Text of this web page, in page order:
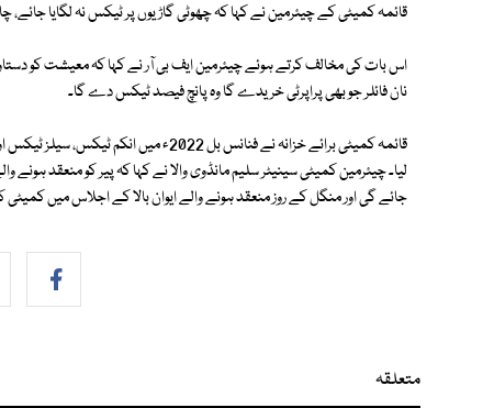
قائمہ کمیٹی کے چیئرمین نے کہا کہ چھوٹی گاڑیوں پر ٹیکس نہ لگایا جائے،
اس بات کی مخالف کرتے ہوئے چیئرمین ایف بی آر نے کہا کہ معیشت کو
نان فائلر جو بھی پراپرٹی خریدے گا وہ پانچ فیصد ٹیکس دے گا۔
قائمہ کمیٹی برائے خزانہ نے فنانس بل
لیا۔ چیئرمین کمیٹی سینیٹر سلیم مانڈوی والا نے کہا کہ پیر کو منعقد
جائے گی اور منگل کے روز منعقد ہونے والے ایوان بالا کے اجلاس میں
متعلقہ